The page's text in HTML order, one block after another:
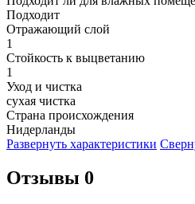
Подходит
Отражающий слой
1
Стойкость к выцветанию
1
Уход и чистка
сухая чистка
Страна происхождения
Нидерланды
Развернуть характеристики
Отзывы 0